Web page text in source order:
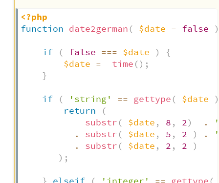
<?php
function date2german ( $date = false )
if ( false === $date )
{
$date = time () ;
}
if ( 'string' == gettype ( $date
)
return
(
substr ( $date , 8 , 2) .
.
substr ( $date , 5 , 2 ) .
.
substr ( $date , 2 , 2
)
) ;